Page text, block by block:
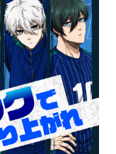
クコラボグッズ
缶バッジ6種
ルーロック アク
ルーロック 缶バ